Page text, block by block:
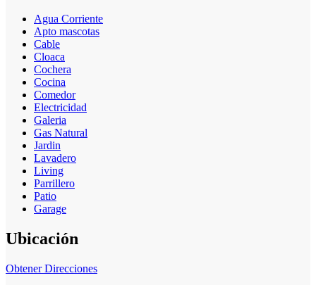
Agua Corriente
Apto mascotas
Cable
Cloaca
Cochera
Cocina
Comedor
Electricidad
Galeria
Gas Natural
Jardin
Lavadero
Living
Parrillero
Patio
Garage
Ubicación
Obtener Direcciones